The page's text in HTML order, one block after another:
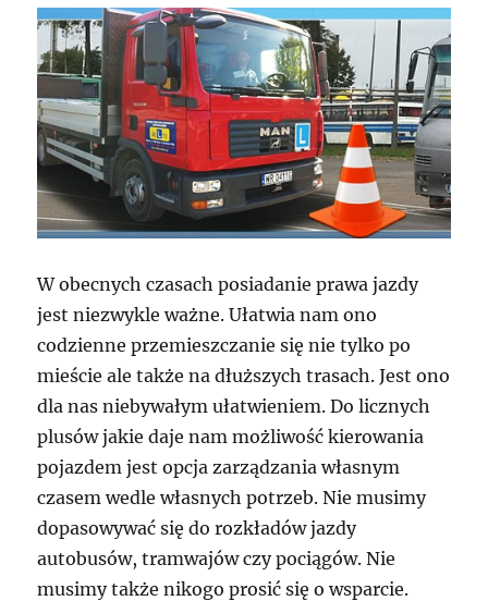
W obecnych czasach posiadanie prawa jazdy
jest niezwykle ważne. Ułatwia nam ono
codzienne przemieszczanie się nie tylko po
mieście ale także na dłuższych trasach. Jest ono
dla nas niebywałym ułatwieniem. Do licznych
plusów jakie daje nam możliwość kierowania
pojazdem jest opcja zarządzania własnym
czasem wedle własnych potrzeb. Nie musimy
dopasowywać się do rozkładów jazdy
autobusów, tramwajów czy pociągów. Nie
musimy także nikogo prosić się o wsparcie.